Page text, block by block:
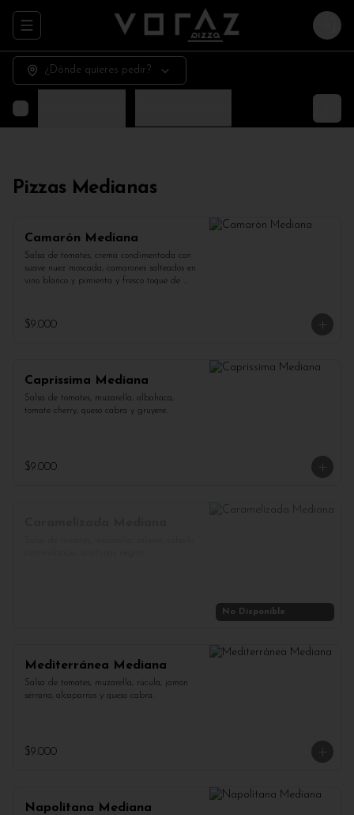
Abrir menu de navegación Login
¿Dónde quieres pedir?
Pizzas Medianas
Camarón Mediana
Salsa de tomates, crema condimentada con
suave nuez moscada, camarones salteados en
vino blanco y pimienta y fresco toque de
$9.000
Caprissima Mediana
Salsa de tomates, muzarella, albahaca,
tomate cherry, queso cabra y gruyere.
$9.000
No Disponible
Mediterránea Mediana
Salsa de tomates, muzarella, rúcula, jamón
serrano, alcaparras y queso cabra.
$9.000
Napolitana Mediana